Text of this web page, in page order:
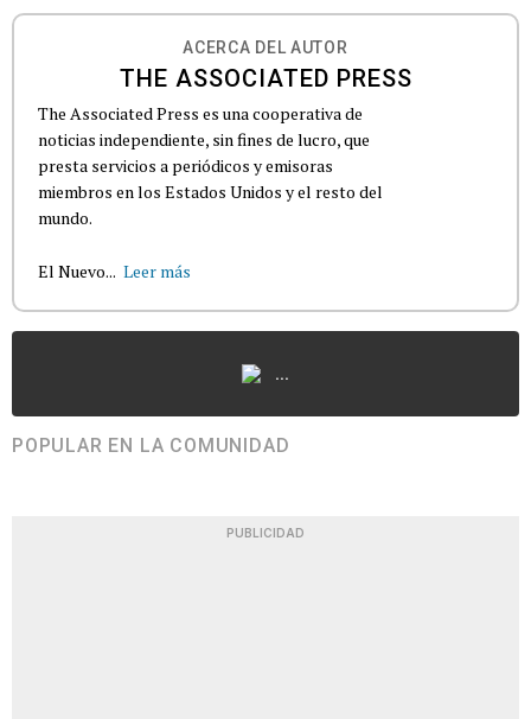
ACERCA DEL AUTOR
THE ASSOCIATED PRESS
The Associated Press es una cooperativa de
noticias independiente, sin fines de lucro, que
presta servicios a periódicos y emisoras
miembros en los Estados Unidos y el resto del
mundo.
El Nuevo... Leer más
...
POPULAR EN LA COMUNIDAD
PUBLICIDAD